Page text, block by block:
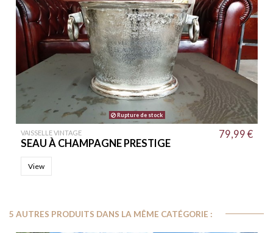
Rupture de stock
VAISSELLE VINTAGE
SEAU À CHAMPAGNE PRESTIGE
79,99 €
View
5 AUTRES PRODUITS DANS LA MÊME CATÉGORIE :